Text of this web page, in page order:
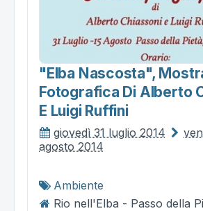
"elba Nascosta",
Fotografica Di Alberto
E Luigi Ruffini
giovedì 31 luglio 2014
agosto 2014
Ambiente
Rio nell'Elba - Passo della